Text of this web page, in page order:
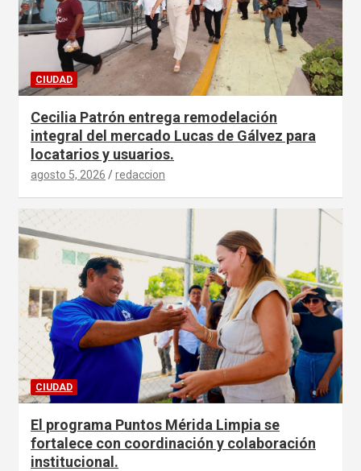
CIUDAD
Cecilia Patrón entrega remodelación
integral del mercado Lucas de Gálvez para
locatarios y usuarios.
agosto 5, 2026 redaccion
CIUDAD
El programa Puntos Mérida Limpia se
fortalece con coordinación y colaboración
institucional.